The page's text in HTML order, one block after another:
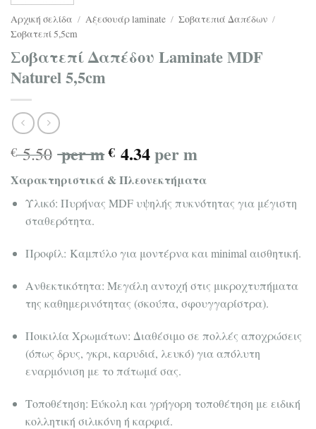
Αρχική σελίδα / Αξεσουάρ laminate / Σοβατεπιά Δαπέδων /
Σοβατεπί 5,5cm
Σοβατεπί Δαπέδου Laminate MDF
Naturel 5,5cm
€5.50 per m € 4.34per m
Χαρακτηριστικά & Πλεονεκτήματα
Υλικό: Πυρήνας MDF υψηλής πυκνότητας για μέγιστη
σταθερότητα.
Προφίλ: Καμπύλο για μοντέρνα και minimal αισθητική.
Ανθεκτικότητα: Μεγάλη αντοχή στις μικροχτυπήματα
της καθημερινότητας (σκούπα, σφουγγαρίστρα).
Ποικιλία Χρωμάτων: Διαθέσιμο σε πολλές αποχρώσεις
(όπως δρυς, γκρι, καρυδιά, λευκό) για απόλυτη
εναρμόνιση με το πάτωμά σας.
Τοποθέτηση: Εύκολη και γρήγορη τοποθέτηση με ειδική
κολλητική σιλικόνη ή καρφιά.